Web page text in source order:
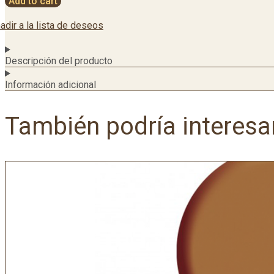
a la lista de deseos
Descripción del producto
Información adicional
También podría